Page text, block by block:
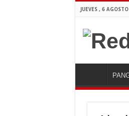
JUEVES , 6